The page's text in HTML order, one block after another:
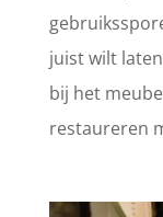
juist wilt
bij het
restaureren